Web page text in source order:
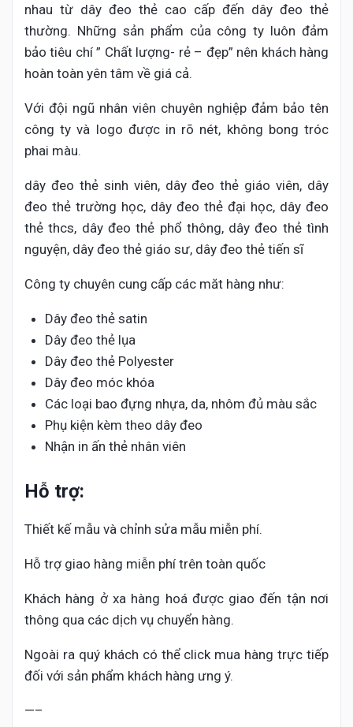
nhau từ dây đeo thẻ cao cấp đến dây đeo thẻ
thường. Những sản phẩm của công ty luôn đảm
bảo tiêu chí ” Chất lượng- rẻ – đẹp” nên khách hàng
hoàn toàn yên tâm về giá cả.
Với đội ngũ nhân viên chuyên nghiệp đảm bảo tên
công ty và logo được in rõ nét, không bong tróc
phai màu.
dây đeo thẻ sinh viên, dây đeo thẻ giáo viên, dây
đeo thẻ trường học, dây đeo thẻ đại học, dây đeo
thẻ thcs, dây đeo thẻ phổ thông, dây đeo thẻ tình
nguyện, dây đeo thẻ giáo sư, dây đeo thẻ tiến sĩ
Công ty chuyên cung cấp các măt hàng như:
Dây đeo thẻ satin
Dây đeo thẻ lụa
Dây đeo thẻ Polyester
Dây đeo móc khóa
Các loại bao đựng nhựa, da, nhôm đủ màu sắc
Phụ kiện kèm theo dây đeo
Nhận in ấn thẻ nhân viên
Hỗ trợ:
Thiết kế mẫu và chỉnh sửa mẫu miễn phí.
Hỗ trợ giao hàng miễn phí trên toàn quốc
Khách hàng ở xa hàng hoá được giao đến tận nơi
thông qua các dịch vụ chuyển hàng.
Ngoài ra quý khách có thể click mua hàng trực tiếp
đối với sản phẩm khách hàng ưng ý.
—–